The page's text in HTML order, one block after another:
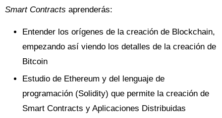
Smart Contracts aprenderás:
Entender los orígenes de la creación de Blockchain,
empezando así viendo los detalles de la creación de
Bitcoin
Estudio de Ethereum y del lenguaje de
programación (Solidity) que permite la creación de
Smart Contracts y Aplicaciones Distribuidas